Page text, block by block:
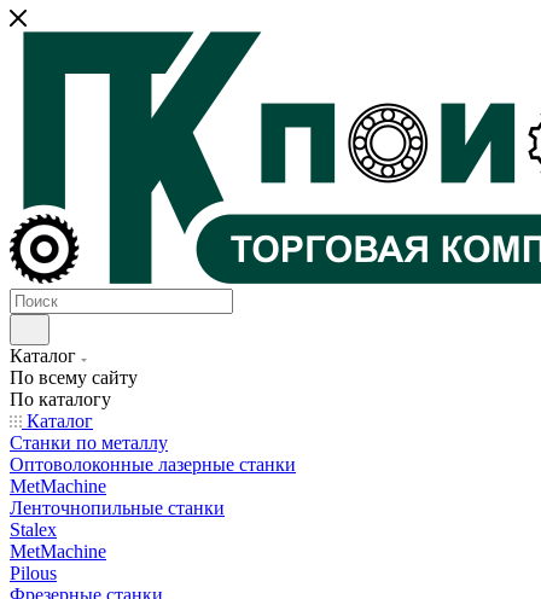
Каталог
По всему сайту
По каталогу
Каталог
Станки по металлу
Оптоволоконные лазерные станки
MetMachine
Ленточнопильные станки
Stalex
MetMachine
Pilous
Фрезерные станки